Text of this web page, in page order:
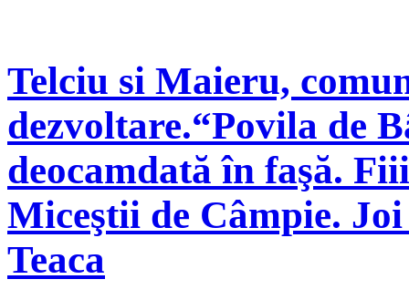
Telciu si Maieru,
dezvoltare.“Povila de
deocamdată în faşă.
Miceştii de Câmpie.
Teaca